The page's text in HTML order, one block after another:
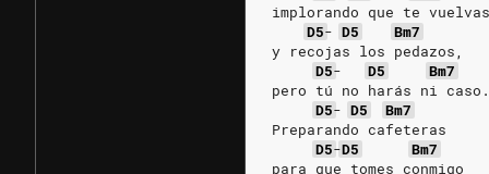
implorando que te vuelvas
D5- D5
Bm7
y recojas los pedazos,
D5- D5
Bm7
pero tú no harás ni caso.
D5- D5
Bm7
Preparando cafeteras
D5-D5
Bm7
para que tomes conmigo